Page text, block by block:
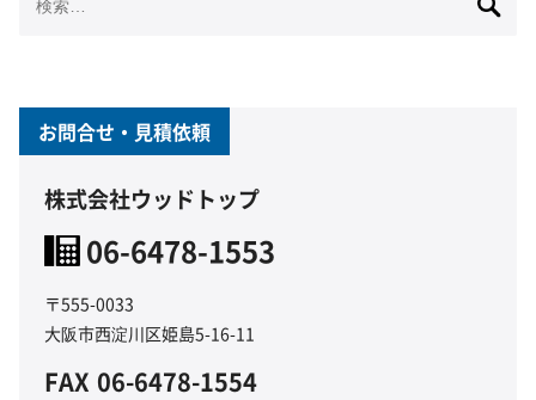
索:
お問合せ・見積依頼
株式会社ウッドトップ
06-6478-1553
〒555-0033
大阪市西淀川区姫島5-16-11
FAX 06-6478-1554